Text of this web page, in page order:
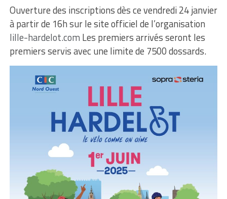
Ouverture des inscriptions dès ce vendredi 24 janvier
à partir de 16h sur le site officiel de l’organisation
lille-hardelot.com Les premiers arrivés seront les
premiers servis avec une limite de 7500 dossards.